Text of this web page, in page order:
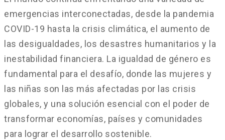
emergencias interconectadas, desde la pandemia
COVID-19 hasta la crisis climática, el aumento de
las desigualdades, los desastres humanitarios y la
inestabilidad financiera. La igualdad de género es
fundamental para el desafío, donde las mujeres y
las niñas son las más afectadas por las crisis
globales, y una solución esencial con el poder de
transformar economías, países y comunidades
para lograr el desarrollo sostenible.